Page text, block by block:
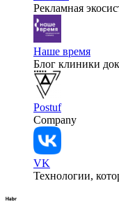
Рекламная
Наше время
Блог клиники
Postuf
Company
VK
Технологии,